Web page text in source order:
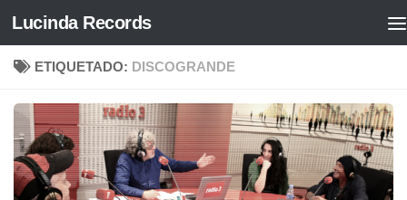
Saltar al contenido
Lucinda Records
ETIQUETADO: DISCOGRANDE